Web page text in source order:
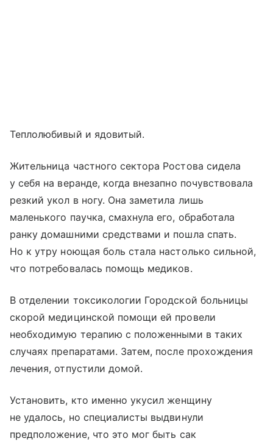
Теплолюбивый и ядовитый.
Жительница частного сектора Ростова сидела
у себя на веранде, когда внезапно почувствовала
резкий укол в ногу. Она заметила лишь
маленького паучка, смахнула его, обработала
ранку домашними средствами и пошла спать.
Но к утру ноющая боль стала настолько сильной,
что потребовалась помощь медиков.
В отделении токсикологии Городской больницы
скорой медицинской помощи ей провели
необходимую терапию с положенными в таких
случаях препаратами. Затем, после прохождения
лечения, отпустили домой.
Установить, кто именно укусил женщину
не удалось, но специалисты выдвинули
предположение, что это мог быть сак